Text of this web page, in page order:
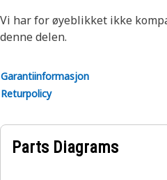
Vi har for øyeblikket ikke
denne delen.
Garantiinformasjon
Returpolicy
Parts Diagrams